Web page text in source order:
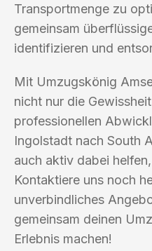
Transportmenge zu
gemeinsam
identifizieren und
Mit Umzugskönig
nicht nur die
professionellen
Ingolstadt nach South
auch aktiv dabei
Kontaktiere uns noch
unverbindliches
gemeinsam deinen
Erlebnis machen!